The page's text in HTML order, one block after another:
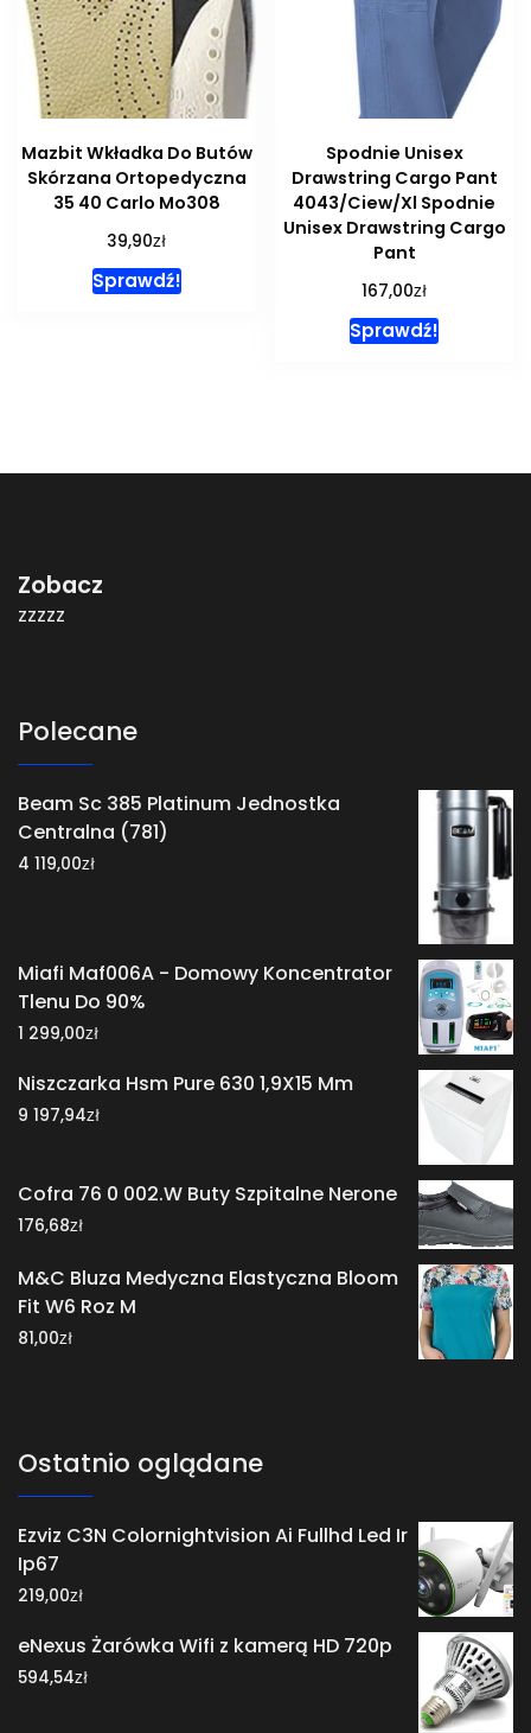
Mazbit Wkładka Do Butów
Skórzana Ortopedyczna
35 40 Carlo Mo308
39,90zł
Sprawdź!
Spodnie Unisex
Drawstring Cargo Pant
4043/Ciew/Xl Spodnie
Unisex Drawstring Cargo
Pant
167,00zł
Sprawdź!
Zobacz
zzzzz
Polecane
Beam Sc 385 Platinum Jednostka
Centralna (781)
4 119,00zł
Miafi Maf006A - Domowy Koncentrator
Tlenu Do 90%
1 299,00zł
Niszczarka Hsm Pure 630 1,9X15 Mm
9 197,94zł
Cofra 76 0 002.W Buty Szpitalne Nerone
176,68zł
M&C Bluza Medyczna Elastyczna Bloom
Fit W6 Roz M
81,00zł
Ostatnio oglądane
Ezviz C3N Colornightvision Ai Fullhd Led Ir
Ip67
219,00zł
eNexus Żarówka Wifi z kamerą HD 720p
594,54zł